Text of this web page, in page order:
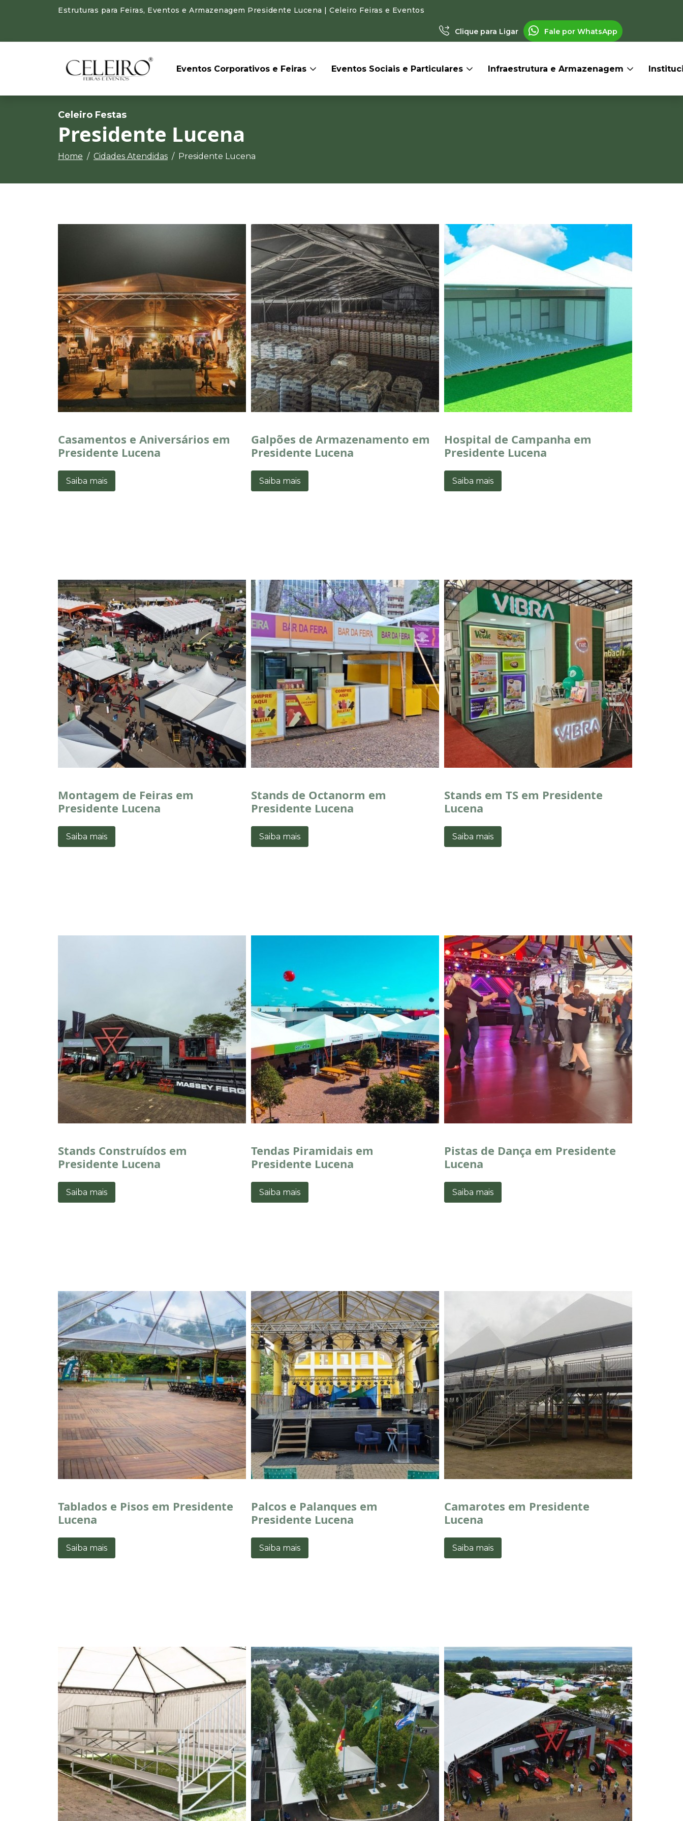
Estruturas para Feiras, Eventos e Armazenagem Presidente Lucena | Celeiro Feiras e Eventos
Clique para Ligar Fale por WhatsApp
Eventos Corporativos e Feiras Eventos Sociais e Particulares Infraestrutura e Armazenagem
Celeiro Festas
Presidente Lucena
Home Cidades Atendidas Presidente Lucena
Casamentos e Aniversários em
Presidente Lucena
Saiba mais
Galpões de Armazenamento em
Presidente Lucena
Saiba mais
Hospital de Campanha em
Presidente Lucena
Saiba mais
Montagem de Feiras em
Presidente Lucena
Saiba mais
Stands de Octanorm em
Presidente Lucena
Saiba mais
Stands em TS em Presidente
Lucena
Saiba mais
Stands Construídos em
Presidente Lucena
Saiba mais
Tendas Piramidais em
Presidente Lucena
Saiba mais
Pistas de Dança em Presidente
Lucena
Saiba mais
Tablados e Pisos em Presidente
Lucena
Saiba mais
Palcos e Palanques em
Presidente Lucena
Saiba mais
Camarotes em Presidente
Lucena
Saiba mais